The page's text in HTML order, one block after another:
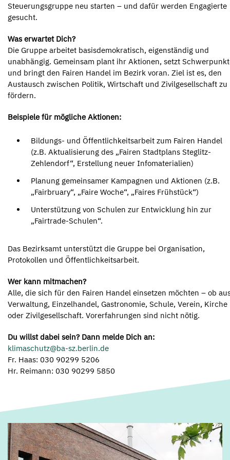
Steuerungsgruppe neu starten – und dafür werden Engagierte
gesucht.
Was erwartet Dich?
Die Gruppe arbeitet basisdemokratisch, eigenständig und
unabhängig. Gemeinsam plant ihr Aktionen, setzt
und bringt den Fairen Handel im Bezirk voran. Ziel ist es, den
Austausch zwischen Politik, Wirtschaft und Zivilgesellschaft zu
fördern.
Beispiele für mögliche Aktionen:
Bildungs- und Öffentlichkeitsarbeit zum Fairen Handel
(z.B. Aktualisierung des „Fairen Stadtplans Steglitz-
Zehlendorf“, Erstellung neuer Infomaterialien)
Planung gemeinsamer Kampagnen und Aktionen (z.B.
„Fairbruary“, „Faire Woche“, „Faires Frühstück“)
Unterstützung von Schulen zur Entwicklung hin zur
„Fairtrade-Schulen“.
Das Bezirksamt unterstützt die Gruppe bei Organisation,
Protokollen und Öffentlichkeitsarbeit.
Wer kann mitmachen?
Alle, die sich für den Fairen Handel einsetzen möchten – ob
Verwaltung, Einzelhandel, Gastronomie, Schule, Verein, Kirche
oder Zivilgesellschaft. Vorerfahrungen sind nicht nötig.
Du willst dabei sein? Dann melde Dich an:
klimaschutz@ba-sz.berlin.de
Fr. Haas: 030 90299 5206
Hr. Reimann: 030 90299 5850